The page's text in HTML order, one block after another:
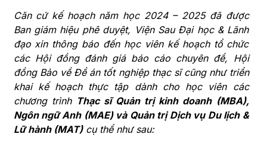
Căn cứ kế hoạch năm học 2024 – 2025 đã được
Ban giám hiệu phê duyệt, Viện Sau Đại học & Lãnh
đạo xin thông báo đến học viên kế hoạch tổ chức
các Hội đồng đánh giá báo cáo chuyên đề, Hội
đồng Bảo về Đề án tốt nghiệp thạc sĩ cũng như triển
khai kế hoạch thực tập dành cho học viên các
chương trình Thạc sĩ Quản trị kinh doanh (MBA),
Ngôn ngữ Anh (MAE) và Quản trị Dịch vụ Du lịch &
Lữ hành (MAT)cụ thể như sau: